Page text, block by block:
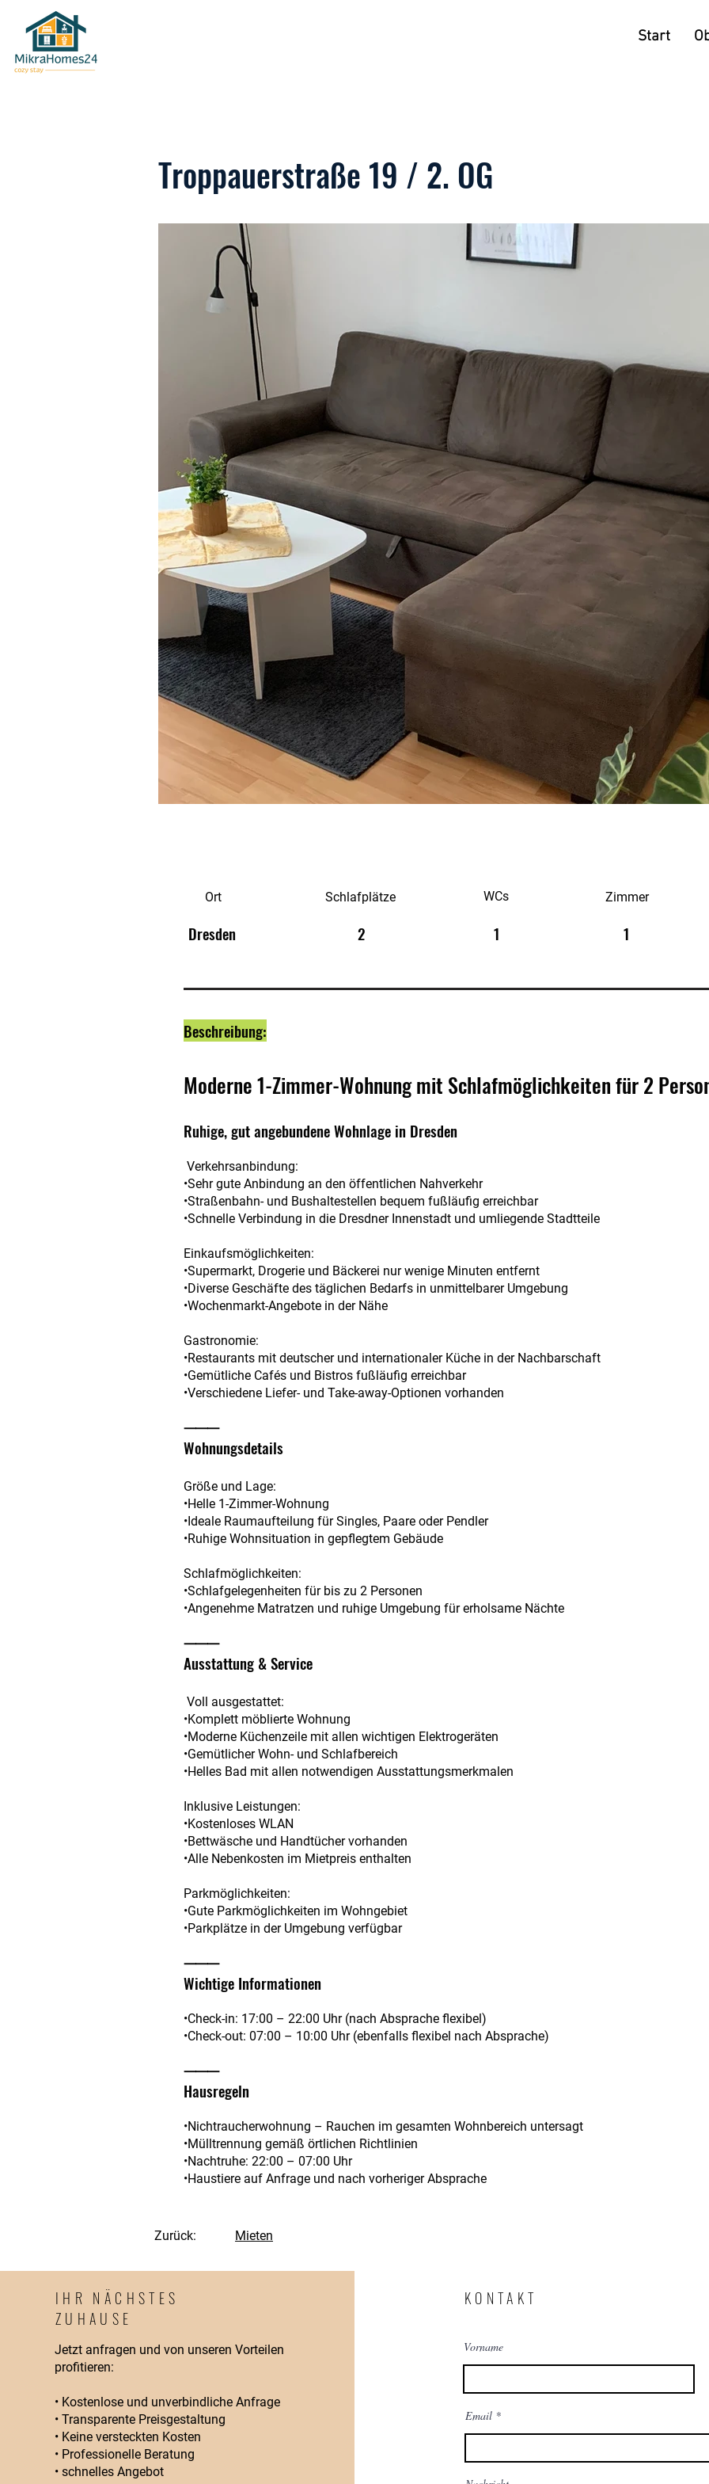
Start
Troppauerstraße 19 / 2. OG
Ort
Dresden
Schlafplätze
2
WCs
1
Zimmer
1
Beschreibung:
Moderne 1-Zimmer-Wohnung mit Schlafmöglichkeiten für 2
Ruhige, gut angebundene Wohnlage in Dresden
Verkehrsanbindung:
•Sehr gute Anbindung an den öffentlichen Nahverkehr
•Straßenbahn- und Bushaltestellen bequem fußläufig erreichbar
•Schnelle Verbindung in die Dresdner Innenstadt und umliegende Stadtteile
Einkaufsmöglichkeiten:
•Supermarkt, Drogerie und Bäckerei nur wenige Minuten entfernt
•Diverse Geschäfte des täglichen Bedarfs in unmittelbarer Umgebung
•Wochenmarkt-Angebote in der Nähe
Gastronomie:
•Restaurants mit deutscher und internationaler Küche in der Nachbarschaft
•Gemütliche Cafés und Bistros fußläufig erreichbar
•Verschiedene Liefer- und Take-away-Optionen vorhanden
⸻
Wohnungsdetails
Größe und Lage:
•Helle 1-Zimmer-Wohnung
•Ideale Raumaufteilung für Singles, Paare oder Pendler
•Ruhige Wohnsituation in gepflegtem Gebäude
Schlafmöglichkeiten:
•Schlafgelegenheiten für bis zu 2 Personen
•Angenehme Matratzen und ruhige Umgebung für erholsame Nächte
⸻
Ausstattung & Service
Voll ausgestattet:
•Komplett möblierte Wohnung
•Moderne Küchenzeile mit allen wichtigen Elektrogeräten
•Gemütlicher Wohn- und Schlafbereich
•Helles Bad mit allen notwendigen Ausstattungsmerkmalen
Inklusive Leistungen:
•Kostenloses WLAN
•Bettwäsche und Handtücher vorhanden
•Alle Nebenkosten im Mietpreis enthalten
Parkmöglichkeiten:
•Gute Parkmöglichkeiten im Wohngebiet
•Parkplätze in der Umgebung verfügbar
⸻
Wichtige Informationen
•Check-in: 17:00 – 22:00 Uhr (nach Absprache flexibel)
•Check-out: 07:00 – 10:00 Uhr (ebenfalls flexibel nach Absprache)
⸻
Hausregeln
•Nichtraucherwohnung – Rauchen im gesamten Wohnbereich untersagt
•Mülltrennung gemäß örtlichen Richtlinien
•Nachtruhe: 22:00 – 07:00 Uhr
•Haustiere auf Anfrage und nach vorheriger Absprache
Zurück: Mieten
IHR NÄCHSTES
ZUHAUSE
Jetzt anfragen und von unseren Vorteilen
profitieren:
• Kostenlose und unverbindliche Anfrage
• Transparente Preisgestaltung
• Keine versteckten Kosten
• Professionelle Beratung
• schnelles Angebot
KONTAKT
Vorname
Email